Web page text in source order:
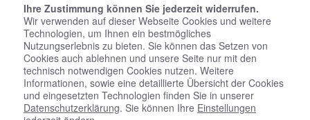
Ihre Zustimmung können Sie jederzeit widerrufen.
Wir verwenden auf dieser Webseite Cookies und weitere
Technologien, um Ihnen ein bestmögliches
Nutzungserlebnis zu bieten. Sie können das Setzen von
Cookies auch ablehnen und unsere Seite nur mit den
technisch notwendigen Cookies nutzen. Weitere
Informationen, sowie eine detaillierte Übersicht der Cookies
und eingesetzten Technologien finden Sie in unserer
Datenschutzerklärung. Sie können Ihre Einstellungen